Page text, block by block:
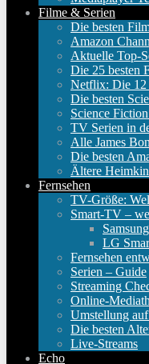
Filme & Serien
Die besten
Amazon
Aktuelle Top-
Die 25 besten
Netflix: Die 12
Die besten
Science
TV Serien in
Alle James
Die besten
Ältere
Fernsehen
TV-Größe:
Smart-TV –
LG
Fernsehen
Serien – Guide
Streaming
Online-
Umstellung
Die besten
Live-Streams
Echo